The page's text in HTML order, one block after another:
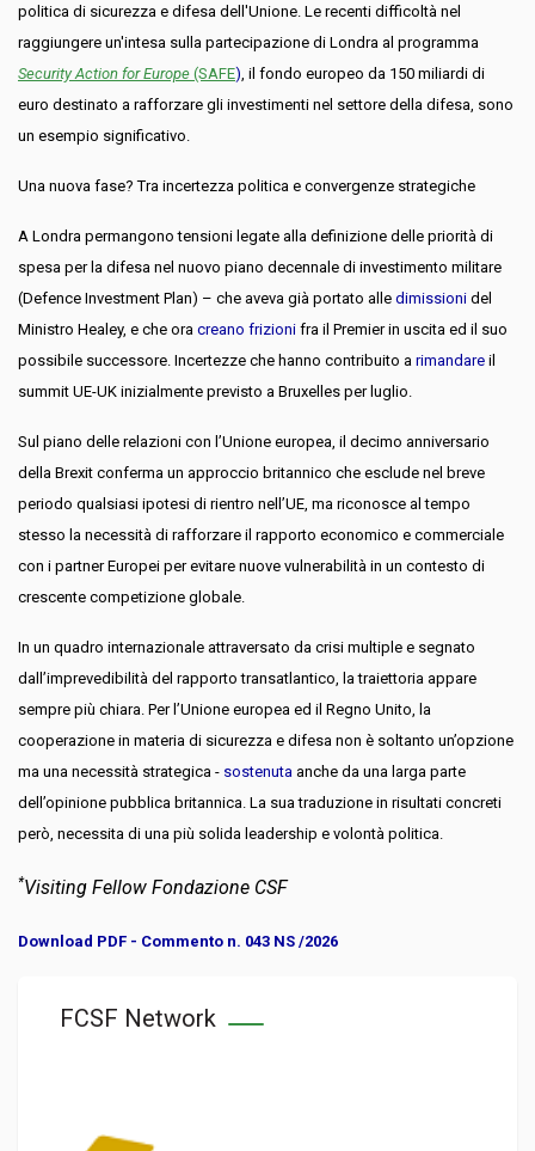
politica di sicurezza e difesa dell'Unione. Le recenti difficoltà nel
raggiungere un'intesa sulla partecipazione di Londra al programma
Security Action for Europe (SAFE) , il fondo europeo da 150 miliardi di
euro destinato a rafforzare gli investimenti nel settore della difesa, sono
un esempio significativo.
Una nuova fase? Tra incertezza politica e convergenze strategiche
A Londra permangono tensioni legate alla definizione delle priorità di
spesa per la difesa nel nuovo piano decennale di investimento militare
(Defence Investment Plan) – che aveva già portato alle dimissioni del
Ministro Healey, e che ora creano frizioni fra il Premier in uscita ed il suo
possibile successore. Incertezze che hanno contribuito a rimandare il
summit UE-UK inizialmente previsto a Bruxelles per luglio.
Sul piano delle relazioni con l’Unione europea, il decimo anniversario
della Brexit conferma un approccio britannico che esclude nel breve
periodo qualsiasi ipotesi di rientro nell’UE, ma riconosce al tempo
stesso la necessità di rafforzare il rapporto economico e commerciale
con i partner Europei per evitare nuove vulnerabilità in un contesto di
crescente competizione globale.
In un quadro internazionale attraversato da crisi multiple e segnato
dall’imprevedibilità del rapporto transatlantico, la traiettoria appare
sempre più chiara. Per l’Unione europea ed il Regno Unito, la
cooperazione in materia di sicurezza e difesa non è soltanto un’opzione
ma una necessità strategica - sostenuta anche da una larga parte
dell’opinione pubblica britannica. La sua traduzione in risultati concreti
però, necessita di una più solida leadership e volontà politica.
*Visiting Fellow Fondazione CSF
Download PDF - Commento n. 043 NS /2026
FCSF Network